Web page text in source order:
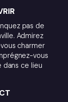
pas de
Admirez
charmer
vous
dans ce lieu